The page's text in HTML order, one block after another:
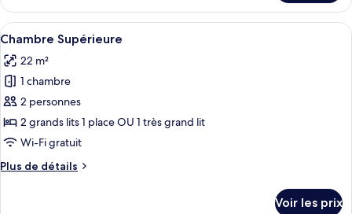
Supérieure
le
type
de
Chambre
Double
Supérieure
Afficher
toutes
les
photos
pour
ce
type
chambre :
Une chambre d’hôtel moderne
15
Chambre Supérieure
22 m²
1 chambre
2 personnes
2 grands lits 1 place OU 1 très grand lit
Wi-Fi gratuit
Plus de détails
Plus
Voir les prix